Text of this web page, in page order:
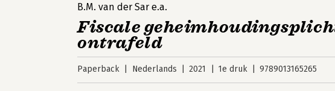
B.M. van der Sar e.a.
Fiscale
ontrafeld
Paperback Nederlands 2021 1e druk 9789013165265